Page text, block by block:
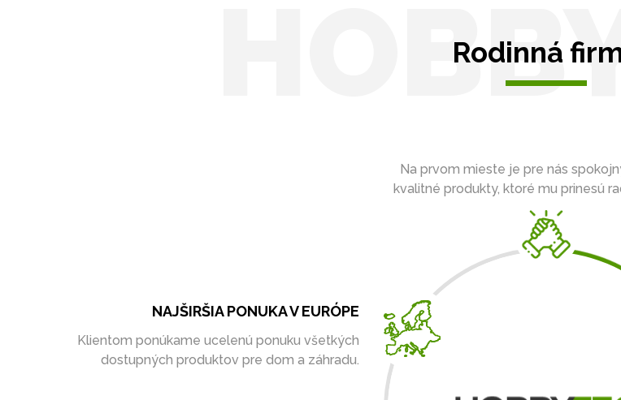
Rodinná
Na prvom mieste je pre nás
kvalitné produkty, ktoré mu prinesú
NAJŠIRŠIA PONUKA V EURÓPE
Klientom ponúkame ucelenú ponuku všetkých
dostupných produktov pre dom a záhradu.